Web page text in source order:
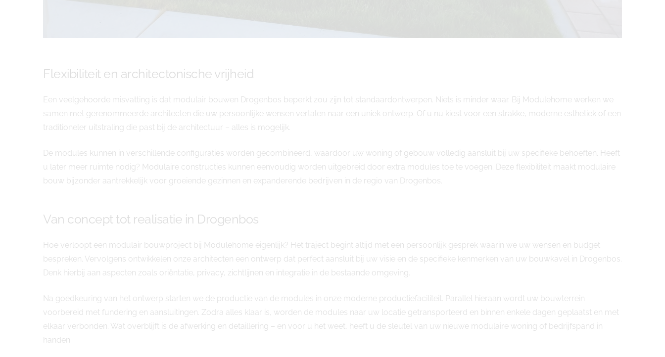
Flexibiliteit en architectonische vrijheid
Een veelgehoorde misvatting is dat modulair bouwen Drogenbos beperkt zou zijn tot standaardontwerpen. Niets is minder waar. Bij Modulehome werken we
samen met gerenommeerde architecten die uw persoonlijke wensen vertalen naar een uniek ontwerp. Of u nu kiest voor een strakke, moderne esthetiek of een
traditioneler uitstraling die past bij de architectuur – alles is mogelijk.
De modules kunnen in verschillende configuraties worden gecombineerd, waardoor uw woning of gebouw volledig aansluit bij uw specifieke behoeften. Heeft
u later meer ruimte nodig? Modulaire constructies kunnen eenvoudig worden uitgebreid door extra modules toe te voegen. Deze flexibiliteit maakt modulaire
bouw bijzonder aantrekkelijk voor groeiende gezinnen en expanderende bedrijven in de regio van Drogenbos.
Van concept tot realisatie in Drogenbos
Hoe verloopt een modulair bouwproject bij Modulehome eigenlijk? Het traject begint altijd met een persoonlijk gesprek waarin we uw wensen en budget
bespreken. Vervolgens ontwikkelen onze architecten een ontwerp dat perfect aansluit bij uw visie en de specifieke kenmerken van uw bouwkavel in Drogenbos.
Denk hierbij aan aspecten zoals oriëntatie, privacy, zichtlijnen en integratie in de bestaande omgeving.
Na goedkeuring van het ontwerp starten we de productie van de modules in onze moderne productiefaciliteit. Parallel hieraan wordt uw bouwterrein
voorbereid met fundering en aansluitingen. Zodra alles klaar is, worden de modules naar uw locatie getransporteerd en binnen enkele dagen geplaatst en met
elkaar verbonden. Wat overblijft is de afwerking en detaillering – en voor u het weet, heeft u de sleutel van uw nieuwe modulaire woning of bedrijfspand in
handen.